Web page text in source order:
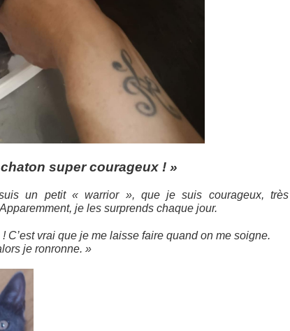
super courageux ! »
un petit « warrior », que je suis courageux, très
je les surprends chaque jour.
C’est vrai que je me laisse faire quand on me soigne.
je ronronne. »